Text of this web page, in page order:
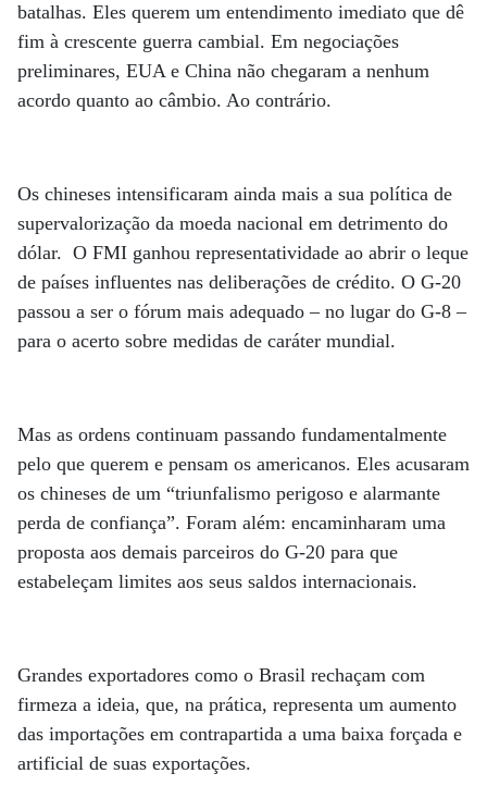
batalhas. Eles querem um entendimento imediato que dê
fim à crescente guerra cambial. Em negociações
preliminares, EUA e China não chegaram a nenhum
acordo quanto ao câmbio. Ao contrário.
Os chineses intensificaram ainda mais a sua política de
supervalorização da moeda nacional em detrimento do
dólar. O FMI ganhou representatividade ao abrir o leque
de países influentes nas deliberações de crédito. O G-20
passou a ser o fórum mais adequado – no lugar do G-8 –
para o acerto sobre medidas de caráter mundial.
Mas as ordens continuam passando fundamentalmente
pelo que querem e pensam os americanos. Eles acusaram
os chineses de um “triunfalismo perigoso e alarmante
perda de confiança”. Foram além: encaminharam uma
proposta aos demais parceiros do G-20 para que
estabeleçam limites aos seus saldos internacionais.
Grandes exportadores como o Brasil rechaçam com
firmeza a ideia, que, na prática, representa um aumento
das importações em contrapartida a uma baixa forçada e
artificial de suas exportações.